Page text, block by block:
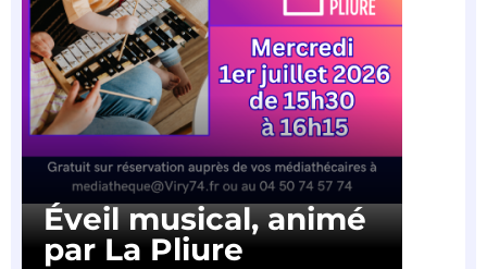
Éveil musical, animé
par La Pliure